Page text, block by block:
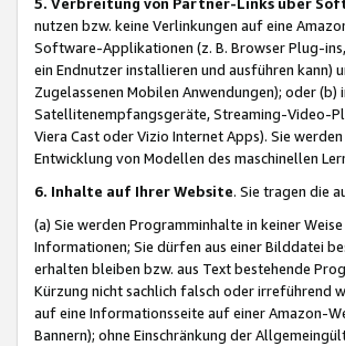
nutzen bzw. keine Verlinkungen auf eine
Software-Applikationen (z. B. Browser Plug-
ein Endnutzer installieren und ausführen kann)
Zugelassenen Mobilen Anwendungen); oder
Satellitenempfangsgeräte, Streaming-Video-
Viera Cast oder Vizio Internet Apps). Sie
Entwicklung von Modellen des maschinellen
6. Inhalte auf Ihrer Website. Sie tragen die
(a) Sie werden Programminhalte in keiner
Informationen; Sie dürfen aus einer Bilddatei
erhalten bleiben bzw. aus Text bestehende
Kürzung nicht sachlich falsch oder irreführend
auf eine Informationsseite auf einer Amazon-
Bannern); ohne Einschränkung der